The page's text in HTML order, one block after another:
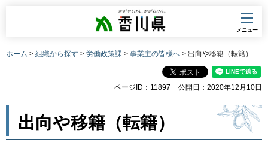
香川県
メニュー
ホーム > 組織から探す > 労働政策課 > 事業主の皆様へ > 出向や移籍（転籍）
ページID：11897 公開日：2020年12月10日
出向や移籍（転籍）